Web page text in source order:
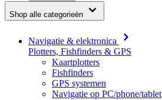
Shop alle categorieën
Navigatie & elektronica
Plotters, Fishfinders & GPS
Kaartplotters
Fishfinders
GPS systemen
Navigatie op PC/phone/tablet